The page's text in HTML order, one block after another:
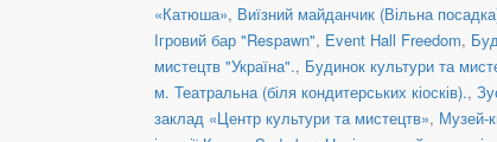
«Катюша», Виїзний майданчик (Вільна
Ігровий бар "Respawn", Event Hall Freedom,
мистецтв "Україна"., Будинок культури та
м. Театральна (біля кондитерських кіосків).,
заклад «Центр культури та мистецтв», Музей-